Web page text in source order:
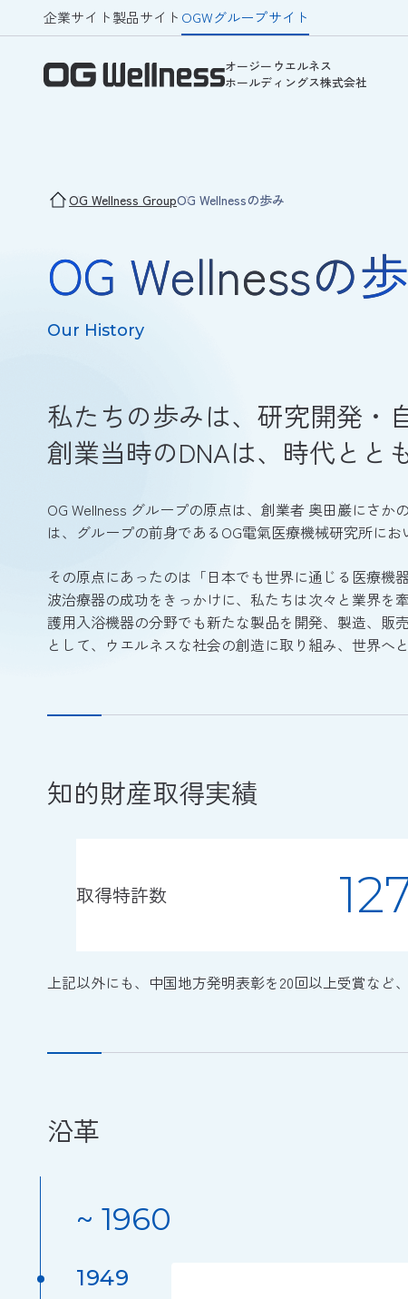
企業サイト製品サイト OGWグループサイト
オージーウエルネス
ホールディングス株式会社
OG Wellness GroupOG Wellnessの歩み
OG Wellnessの
Our History
私たちの歩みは、研究開発・
創業当時のDNAは、時代とと
OG Wellness グループの原点は、創業者 奥田巖にさ
は、グループの前身であるOG電氣医療機械研究所に
その原点にあったのは「日本でも世界に通じる医療機
波治療器の成功をきっかけに、私たちは次々と業界を
護用入浴機器の分野でも新たな製品を開発、製造、販
として、ウエルネスな社会の創造に取り組み、世界へ
知的財産取得実績
取得特許数
上記以外にも、中国地方発明表彰を20回以上受賞など
沿革
~ 1960
1949